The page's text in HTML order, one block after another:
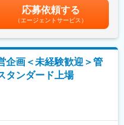
各々のライフステージに合わ
休業からの復帰率が100％。
えてきています。
盤に、ご経験に応じて管理会
理
理
安の金額であり、選考を通じ
(月額)は固定手当を含めた表記
応募依頼する
（エージェントサービス）
企画＜未経験歓迎＞管
タンダード上場